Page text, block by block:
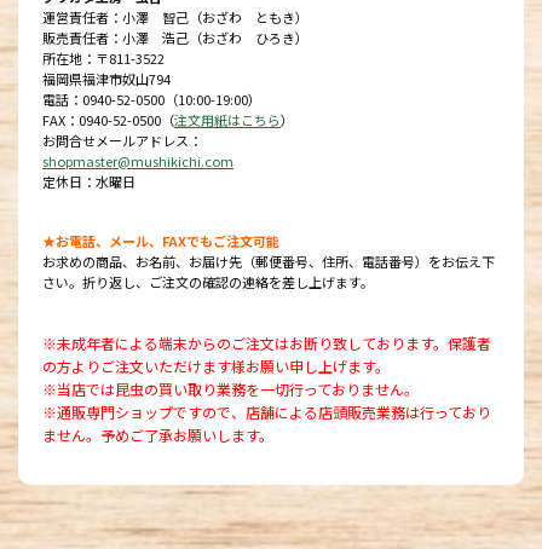
運営責任者：小澤 智己（おざわ ともき）
販売責任者：小澤 浩己（おざわ ひろき）
所在地：〒811-3522
福岡県福津市奴山794
電話：0940-52-0500（10:00-19:00）
FAX：0940-52-0500（注文用紙はこちら）
お問合せメールアドレス：
shopmaster@mushikichi.com
定休日：水曜日
★お電話、メール、FAXでもご注文可能
お求めの商品、お名前、お届け先（郵便番号、住所、電話番号）をお伝え下
さい。折り返し、ご注文の確認の連絡を差し上げます。
※未成年者による端末からのご注文はお断り致しております。保護者
の方よりご注文いただけます様お願い申し上げます。
※当店では昆虫の買い取り業務を一切行っておりません。
※通販専門ショップですので、店舗による店頭販売業務は行っており
ません。予めご了承お願いします。